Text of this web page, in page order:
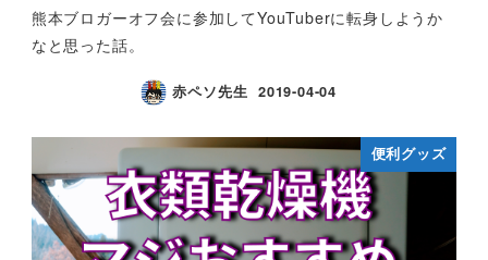
熊本ブロガーオフ会に参加してYouTuberに転身しようか
なと思った話。
赤ペソ先生 2019-04-04
便利グッズ